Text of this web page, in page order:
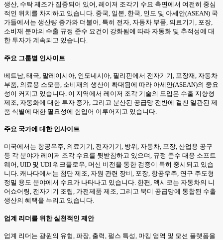
생산, 수탁 제조가 집중되어 있어, 레이저 조각기 수요 측면에서 여전히 중심
적인 위치를 차지하고 있습니다. 중국, 일본, 한국, 인도 및 아세안(ASEAN) 국
가들에서는 생산량 증가와 더불어, 특히 전자, 자동차 부품, 의료기기, 포장,
소비재 분야의 수출 규정 준수 요건이 강화됨에 따라 자동화 및 추적성에 대
한 투자가 계속되고 있습니다.
주요 그룹별 인사이트
베트남, 태국, 말레이시아, 인도네시아, 필리핀에서 전자기기, 포장재, 자동차
부품, 의료용 소모품, 소비재의 생산이 확대됨에 따라 아세안(ASEAN)의 중요
성이 커지고 있습니다. 이 지역에서 레이저 조각 기술의 도입은 수출 지향형
제조, 자동화에 대한 투자 증가, 그리고 분산된 공급망 전반에 걸친 일관된 제
품 식별에 대한 필요성에 힘입어 이루어지고 있습니다.
주요 국가에 대한 인사이트
미국에서는 항공우주, 의료기기, 전자기기, 방위, 자동차, 포장, 산업용 공구
등 각 분야가 레이저 조각 수요를 뒷받침하고 있으며, 규정 준수 대응 소프트
웨어, UID 및 UDI 워크플로우, 머신 비전을 통한 검증이 특히 중시되고 있습
니다. 캐나다에서는 첨단 제조, 자원 관련 장비, 포장, 항공우주, 연구 주도형
정밀 용도 분야에서 수요가 나타나고 있습니다. 한편, 멕시코는 자동차의 니
어쇼어링, 전자기기 조립, 가전제품 제조, 그리고 북미 공급망에 통합된 수출
생산의 혜택을 누리고 있습니다.
업계 리더를 위한 실천적인 제안
업계 리더는 광원의 유형, 파장, 출력, 펄스 특성, 마킹 영역 및 모션 플랫폼을